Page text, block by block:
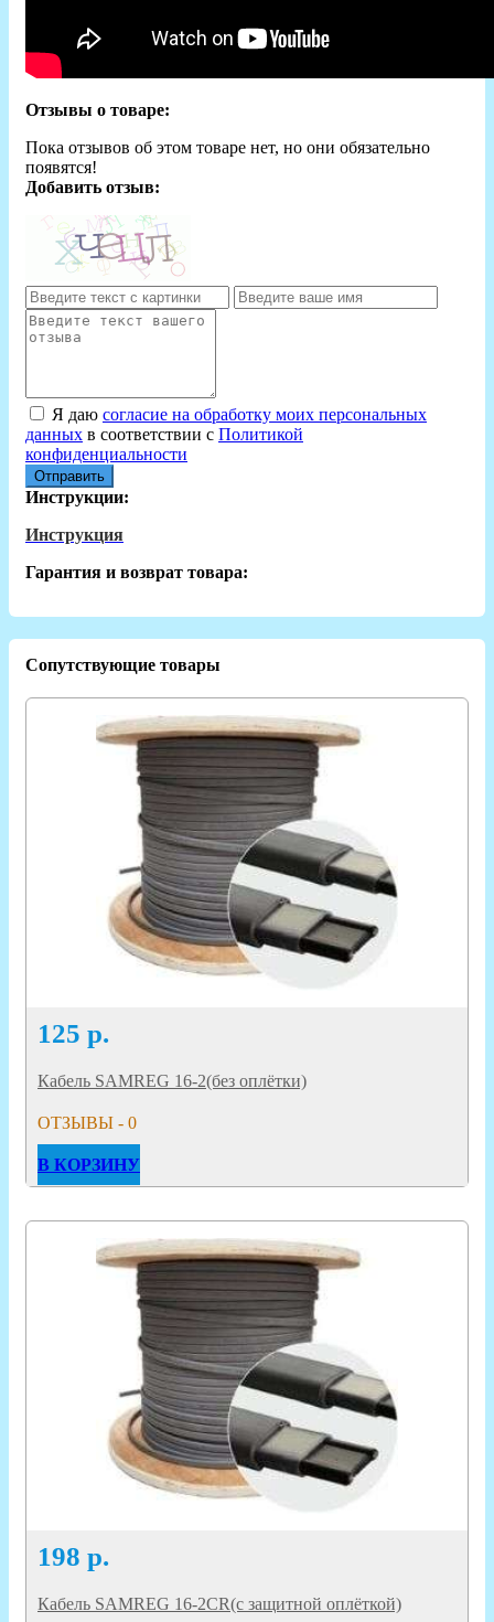
Отзывы о товаре:
Пока отзывов об этом товаре нет, но они обязательно
появятся!
Добавить отзыв:
Я даю согласие на обработку моих персональных
данных в соответствии с Политикой
конфиденциальности
Отправить
Инструкции:
Инструкция
Гарантия и возврат товара:
Сопутствующие товары
125 р.
Кабель SAMREG 16-2(без оплётки)
ОТЗЫВЫ - 0
В КОРЗИНУ
198 р.
Кабель SAMREG 16-2CR(с защитной оплёткой)